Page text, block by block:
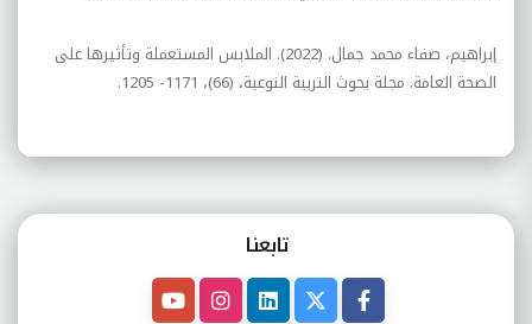
إبراهيم، صفاء محمد جمال. (2022). الملابس المستعملة وتأثيرها على
الصحة العامة. مجلة بحوث التربية النوعية، (66)، 1171- 1205.
تابعنـا